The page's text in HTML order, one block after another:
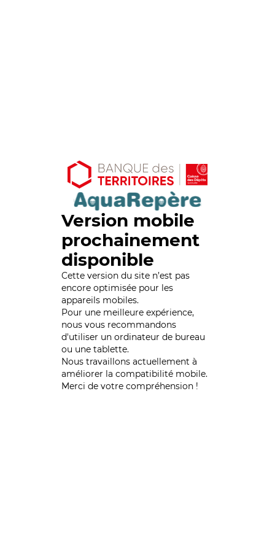
Version mobile
prochainement
disponible
Cette version du site n’est pas
encore optimisée pour les
appareils mobiles.
Pour une meilleure expérience,
nous vous recommandons
d'utiliser un ordinateur de bureau
ou une tablette.
Nous travaillons actuellement à
améliorer la compatibilité mobile.
Merci de votre compréhension !